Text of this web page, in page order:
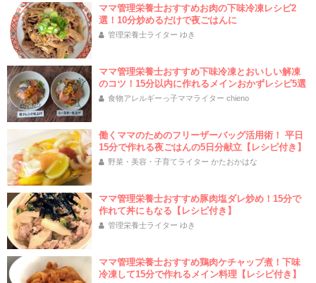
ママ管理栄養士おすすめお肉の下味冷凍レシピ2
選！10分炒めるだけで夜ごはんに
管理栄養士ライター ゆき
ママ管理栄養士おすすめ下味冷凍とおいしい解凍
のコツ！15分以内に作れるメインおかずレシピ5選
食物アレルギーっ子ママライター chieno
働くママのためのフリーザーバッグ活用術！ 平日
15分で作れる夜ごはんの5日分献立【レシピ付き】
野菜・美容・子育てライター かたおかはな
ママ管理栄養士おすすめ豚肉塩ダレ炒め！15分で
作れて丼にもなる【レシピ付き】
管理栄養士ライター ゆき
ママ管理栄養士おすすめ鶏肉ケチャップ煮！下味
冷凍して15分で作れるメイン料理【レシピ付き】